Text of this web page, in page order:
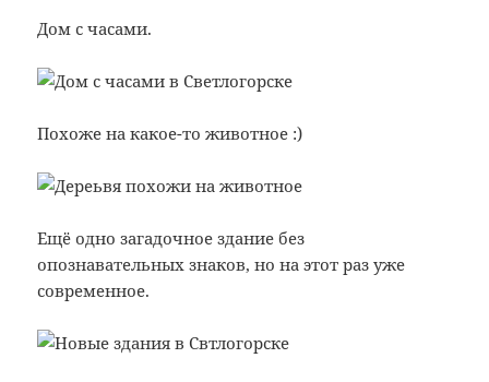
Дом с часами.
Похоже на какое-то животное :)
Ещё одно загадочное здание без
опознавательных знаков, но на этот раз уже
современное.